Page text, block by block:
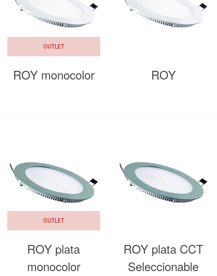
OUTLET
ROY monocolor ROY
OUTLET
ROY plata
monocolor
ROY plata CCT
Seleccionable